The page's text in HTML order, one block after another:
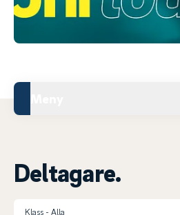
Deltagare.
Klass